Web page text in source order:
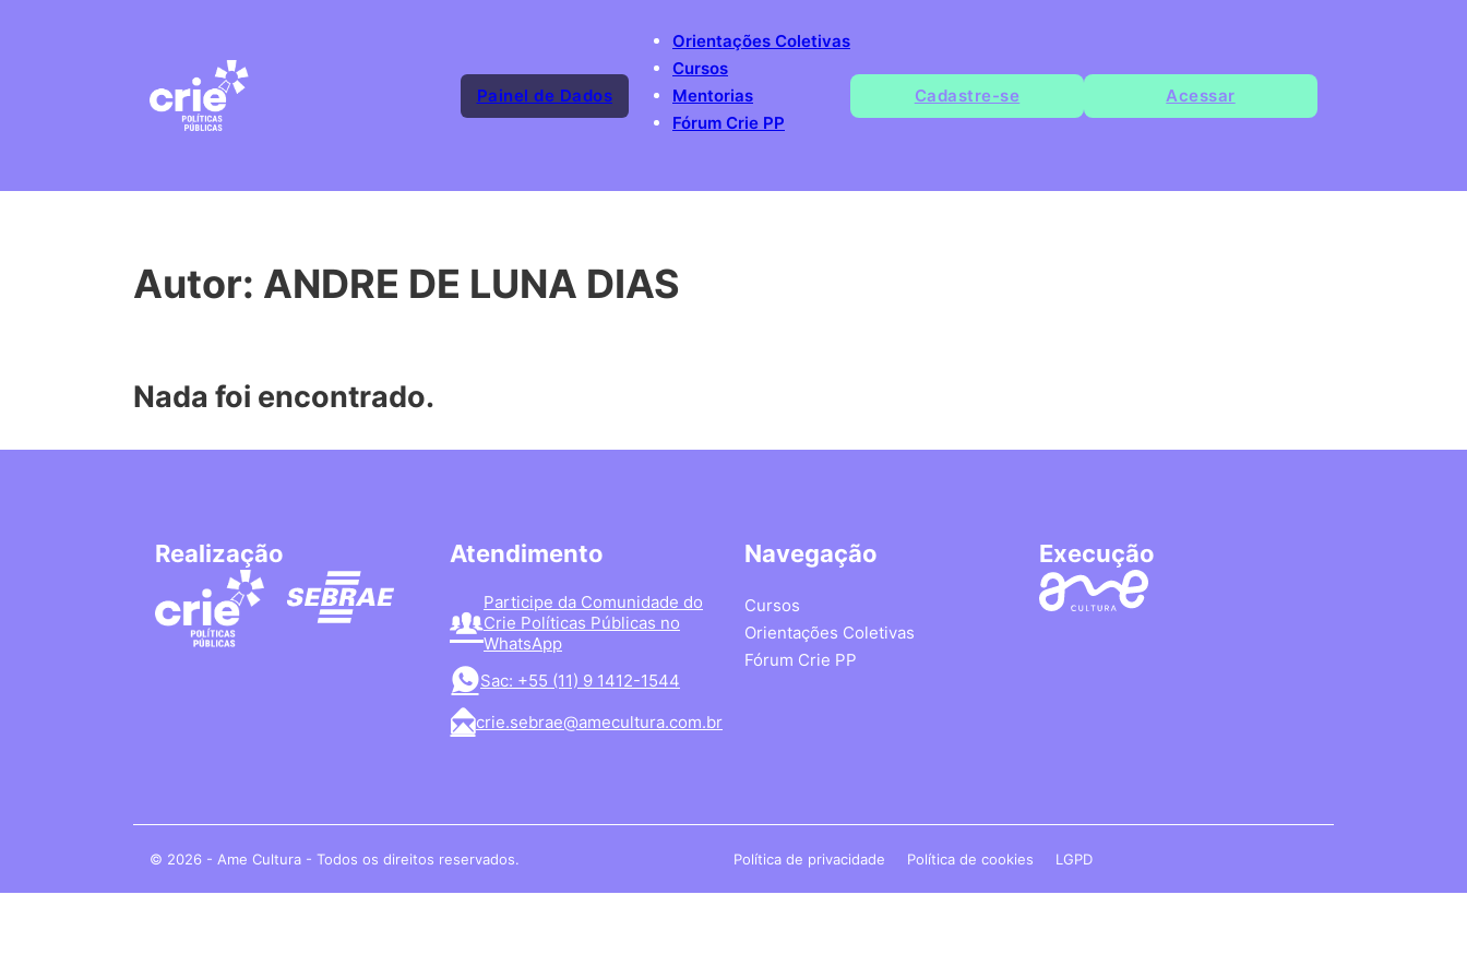
Painel de Dados
Orientações Coletivas
Cursos
Mentorias
Fórum Crie PP
Cadastre-se Acessar
Autor: ANDRE DE LUNA DIAS
Nada foi encontrado.
Realização Atendimento
Participe da Comunidade do
Crie Políticas Públicas no
WhatsApp
Sac: +55 (11) 9 1412-1544
crie.sebrae@amecultura.com.br
Navegação
Cursos
Orientações Coletivas
Fórum Crie PP
Execução
© 2026 - Ame Cultura - Todos os direitos reservados. Política de privacidade Política de cookies LGPD